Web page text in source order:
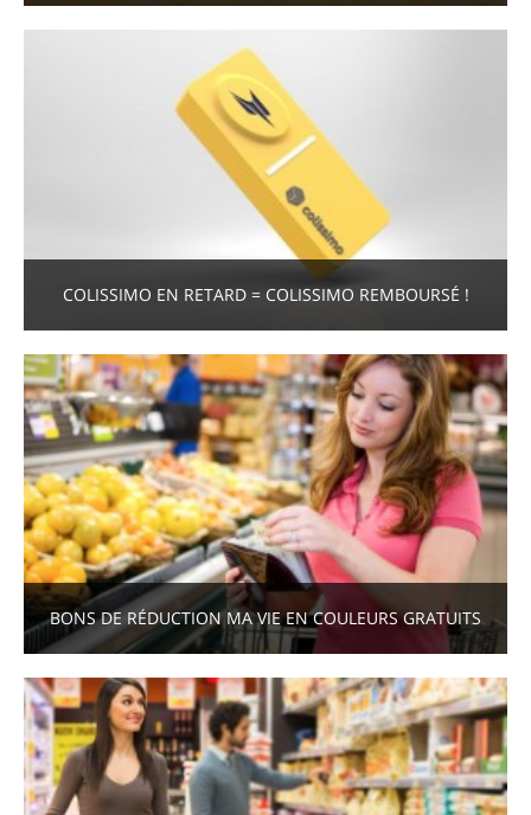
COLISSIMO EN RETARD = COLISSIMO REMBOURSÉ !
BONS DE RÉDUCTION MA VIE EN COULEURS GRATUITS